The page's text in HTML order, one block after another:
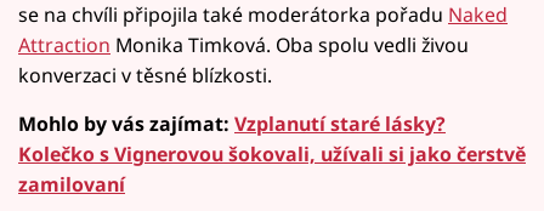
se na chvíli připojila také moderátorka pořadu Naked
Attraction Monika Timková. Oba spolu vedli živou
konverzaci v těsné blízkosti.
Mohlo by vás zajímat: Vzplanutí staré lásky?
Kolečko s Vignerovou šokovali, užívali si jako čerstvě
zamilovaní